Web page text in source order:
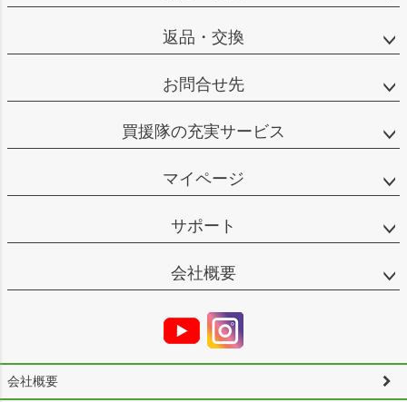
返品・交換
お問合せ先
買援隊の充実サービス
マイページ
サポート
会社概要
会社概要